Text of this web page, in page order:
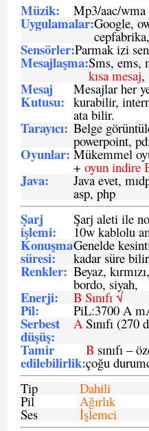
Müzik: Mp3/aac/wma
Uygulamalar:Google,
Sensörler:Parmak izi
Mesajlaşma:Sms, ems,
kısa mesaj,
Mesaj
Kutusu:
Mesajlar her
kurabilir,
ata bilir.
Tarayıcı: Belge
powerpoint,
Oyunlar: Mükemmel
+ oyun indire
Java: Java evet,
asp, php
Şarj
işlemi:
Şarj aleti ile
10w kablolu
Konuşma
süresi:
Genelde
kadar süre
Renkler: Beyaz,
bordo, siyah,
Enerji: B Sınıfı √
Pil: PiL:3700 A
Serbest
düşüş:
ASınıfı (270
Tamir
edilebilirlik:
B sınıfı –
çoğu
Tip
Dahili
Pil Ağırlık
Ses İşlemci